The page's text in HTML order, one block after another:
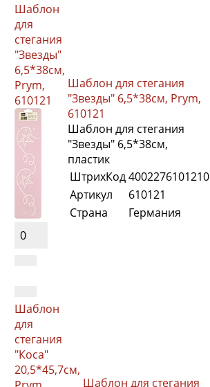
Шаблон
для
стегания
"Звезды"
6,5*38см,
Prym,
610121
0
Шаблон для стегания
"Звезды" 6,5*38см, Prym,
610121
Шаблон для стегания
"Звезды" 6,5*38см,
пластик
ШтрихКод4002276101210
Артикул
610121
Страна
Германия
Шаблон
для
стегания
"Коса"
20,5*45,7см,
Шаблон для стегания